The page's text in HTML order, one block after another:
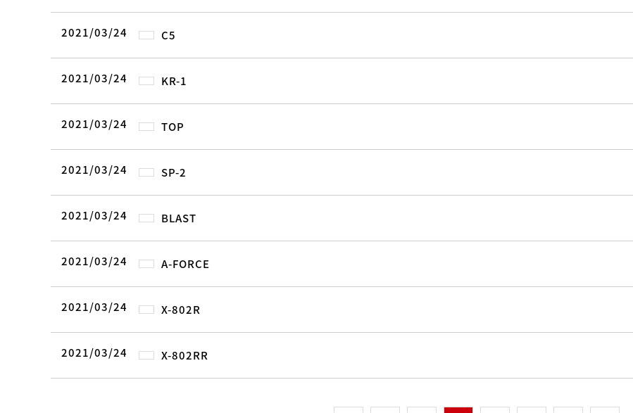
2021/03/24 C5
2021/03/24 KR-1
2021/03/24 TOP
2021/03/24 SP-2
2021/03/24 BLAST
2021/03/24 A-FORCE
2021/03/24 X-802R
2021/03/24 X-802RR